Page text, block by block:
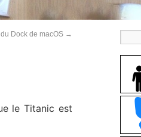
Dock de macOS →
le Titanic est